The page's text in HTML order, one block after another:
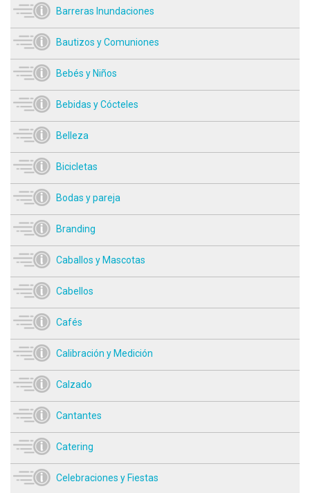
Barreras Inundaciones
Bautizos y Comuniones
Bebés y Niños
Bebidas y Cócteles
Belleza
Bicicletas
Bodas y pareja
Branding
Caballos y Mascotas
Cabellos
Cafés
Calibración y Medición
Calzado
Cantantes
Catering
Celebraciones y Fiestas